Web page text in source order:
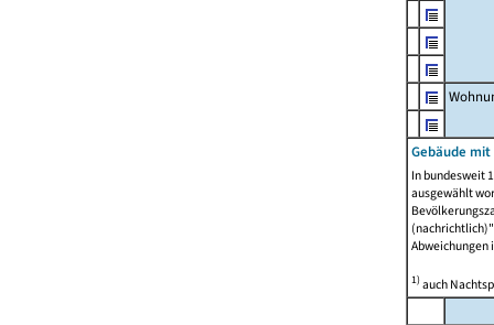
Gebäude
In bundesweit
ausgewählt
Abweichungen
1)auch